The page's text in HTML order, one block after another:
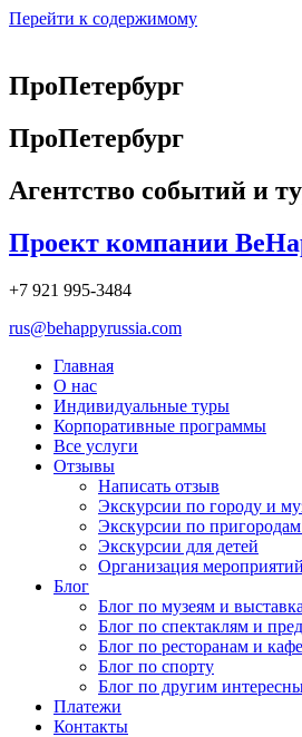
Перейти к содержимому
ПроПетербург
ПроПетербург
Агентство событий и
Проект компании
+7 921 995-3484
rus@behappyrussia.com
Главная
О нас
Индивидуальные туры
Корпоративные программы
Все услуги
Отзывы
Написать отзыв
Экскурсии по городу и
Экскурсии по
Экскурсии для детей
Организация мероприятий
Блог
Блог по музеям и
Блог по спектаклям и
Блог по ресторанам и кафе
Блог по спорту
Блог по другим
Платежи
Контакты